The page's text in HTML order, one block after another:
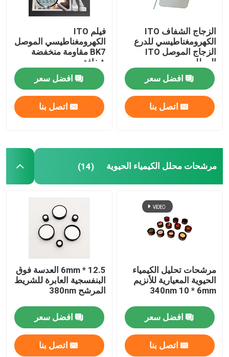
الزجاج الشفاف ITO
الكهرومغناطيسي للدرع
الزجاج الموصل ITO
المطلي
افضل سعر
اتصل بنا
فيلم ITO
الكهرومغناطيسي الموصل
BK7 مقاومة منخفضة
شفافة
افضل سعر
اتصل بنا
مرشحات محلل الكيمياء الحيوية (14)
مرشحات تحليل الكيمياء
الحيوية المعيارية للأنزيم
340nm 10 * 6mm
افضل سعر
اتصل بنا
12.5 * 6mm العدسة فوق
البنفسجية العابرة للشريط
المرشح 380nm
افضل سعر
اتصل بنا